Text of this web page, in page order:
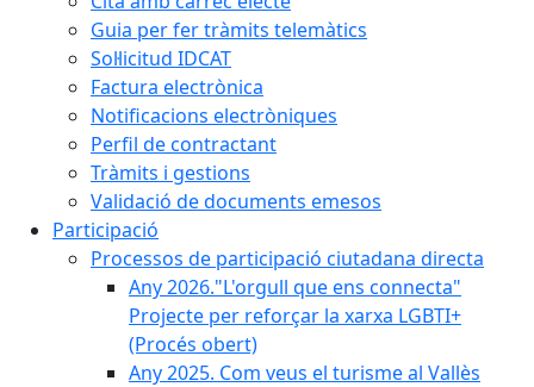
Guia per fer tràmits telemàtics
Sol·licitud IDCAT
Factura electrònica
Notificacions electròniques
Perfil de contractant
Tràmits i gestions
Validació de documents emesos
Participació
Processos de participació ciutadana directa
Any 2026."L'orgull que ens connecta"
Projecte per reforçar la xarxa LGBTI+
(Procés obert)
Any 2025. Com veus el turisme al Vallès